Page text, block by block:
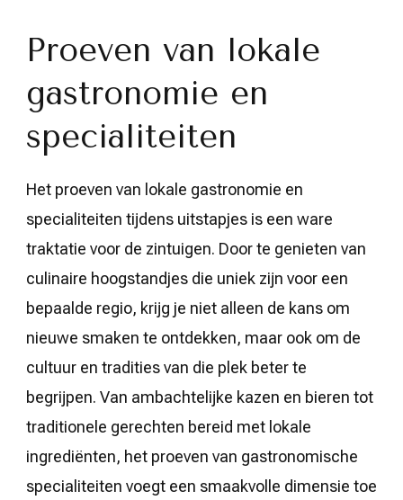
Proeven van lokale
gastronomie en
specialiteiten
Het proeven van lokale gastronomie en
specialiteiten tijdens uitstapjes is een ware
traktatie voor de zintuigen. Door te genieten van
culinaire hoogstandjes die uniek zijn voor een
bepaalde regio, krijg je niet alleen de kans om
nieuwe smaken te ontdekken, maar ook om de
cultuur en tradities van die plek beter te
begrijpen. Van ambachtelijke kazen en bieren tot
traditionele gerechten bereid met lokale
ingrediënten, het proeven van gastronomische
specialiteiten voegt een smaakvolle dimensie toe